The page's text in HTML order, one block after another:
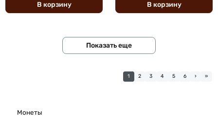
Монеты
В корзину В корзину
Показать еще
1 2 3 4 5 6 › »